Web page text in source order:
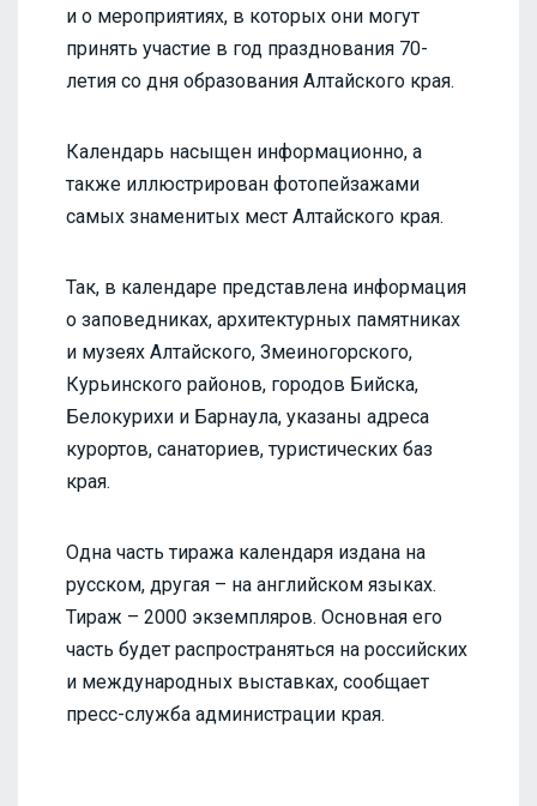
и о мероприятиях, в которых они могут
принять участие в год празднования 70-
летия со дня образования Алтайского края.
Календарь насыщен информационно, а
также иллюстрирован фотопейзажами
самых знаменитых мест Алтайского края.
Так, в календаре представлена информация
о заповедниках, архитектурных памятниках
и музеях Алтайского, Змеиногорского,
Курьинского районов, городов Бийска,
Белокурихи и Барнаула, указаны адреса
курортов, санаториев, туристических баз
края.
Одна часть тиража календаря издана на
русском, другая – на английском языках.
Тираж – 2000 экземпляров. Основная его
часть будет распространяться на российских
и международных выставках, сообщает
пресс-служба администрации края.